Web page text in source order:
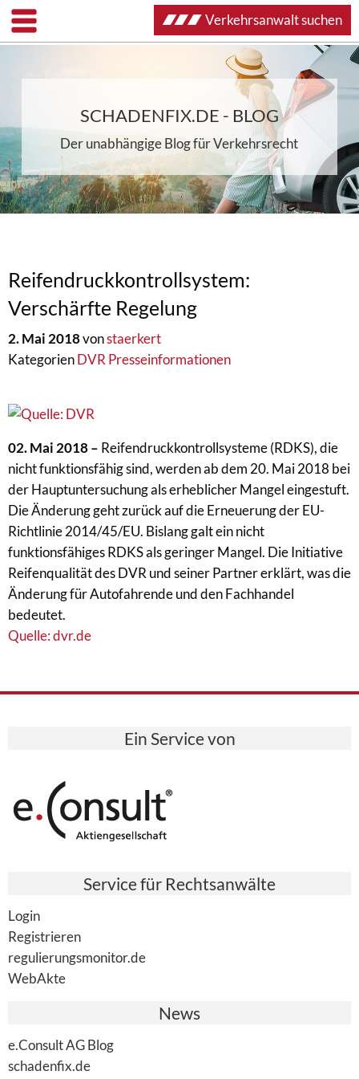
SCHADENFIX.DE - BLOG
Der unabhängige Blog für Verkehrsrecht
Reifendruckkontrollsystem:
Verschärfte Regelung
2. Mai 2018vonstaerkert
KategorienDVR Presseinformationen
02. Mai 2018 – Reifendruckkontrollsysteme (RDKS), die
nicht funktionsfähig sind, werden ab dem 20. Mai 2018 bei
der Hauptuntersuchung als erheblicher Mangel eingestuft.
Die Änderung geht zurück auf die Erneuerung der EU-
Richtlinie 2014/45/EU. Bislang galt ein nicht
funktionsfähiges RDKS als geringer Mangel. Die Initiative
Reifenqualität des DVR und seiner Partner erklärt, was die
Änderung für Autofahrende und den Fachhandel
bedeutet.
Quelle: dvr.de
Ein Service von
Service für Rechtsanwälte
Login
Registrieren
regulierungsmonitor.de
WebAkte
News
e.Consult AG Blog
schadenfix.de
Verkehrsanwalt suchen